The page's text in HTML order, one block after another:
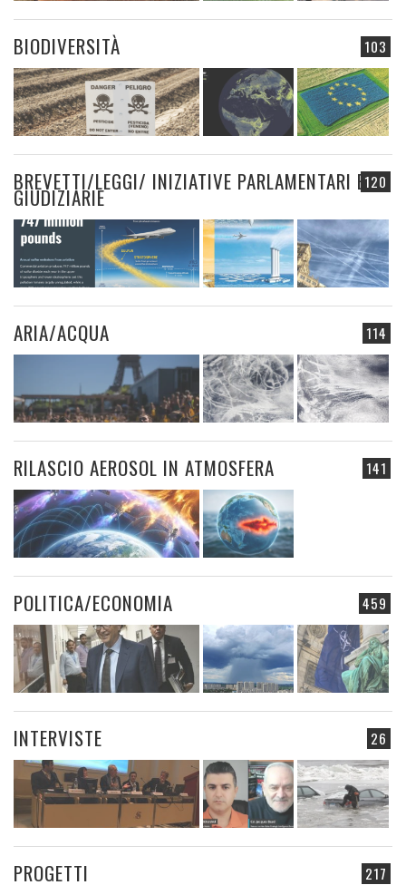
103
BIODIVERSITÀ
120
BREVETTI/LEGGI/ INIZIATIVE PARLAMENTARI E
GIUDIZIARIE
114
ARIA/ACQUA
141
RILASCIO AEROSOL IN ATMOSFERA
459
POLITICA/ECONOMIA
26
INTERVISTE
217
PROGETTI